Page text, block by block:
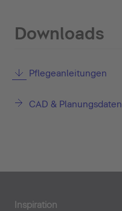
Downloads
Pflegeanleitungen
CAD & Planungsdaten
Inspiration